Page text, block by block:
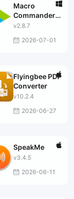
Macro
Commander
Pro Plus
v2.8.7
2026-07-01
Flyingbee PDF
Converter
v10.2.4
2026-06-27
SpeakMe
v3.4.5
2026-06-11